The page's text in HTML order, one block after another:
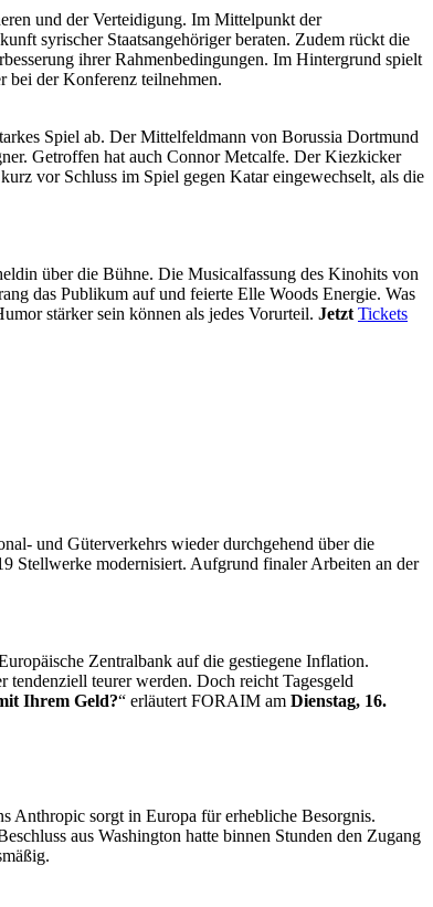
und der Verteidigung. Im Mittelpunkt der
syrischer Staatsangehöriger beraten. Zudem rückt die
ihrer Rahmenbedingungen. Im Hintergrund spielt
bei der Konferenz teilnehmen.
Spiel ab. Der Mittelfeldmann von Borussia Dortmund
Getroffen hat auch Connor Metcalfe. Der Kiezkicker
vor Schluss im Spiel gegen Katar eingewechselt, als die
über die Bühne. Die Musicalfassung des Kinohits von
das Publikum auf und feierte Elle Woods Energie. Was
stärker sein können als jedes Vorurteil. Jetzt Tickets
und Güterverkehrs wieder durchgehend über die
Stellwerke modernisiert. Aufgrund finaler Arbeiten an der
Zentralbank auf die gestiegene Inflation.
teurer werden. Doch reicht Tagesgeld
Ihrem Geld?“ erläutert FORAIM am Dienstag, 16.
Anthropic sorgt in Europa für erhebliche Besorgnis.
aus Washington hatte binnen Stunden den Zugang